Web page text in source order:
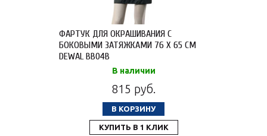
ФАРТУК ДЛЯ ОКРАШИВАНИЯ С
БОКОВЫМИ ЗАТЯЖКАМИ 76 X 65 СМ
DEWAL BB04B
В наличии
815 руб.
В КОРЗИНУ
КУПИТЬ В 1 КЛИК